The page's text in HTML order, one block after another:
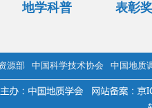
地学科普 表彰
源部 中国科学技术协会 中国地质